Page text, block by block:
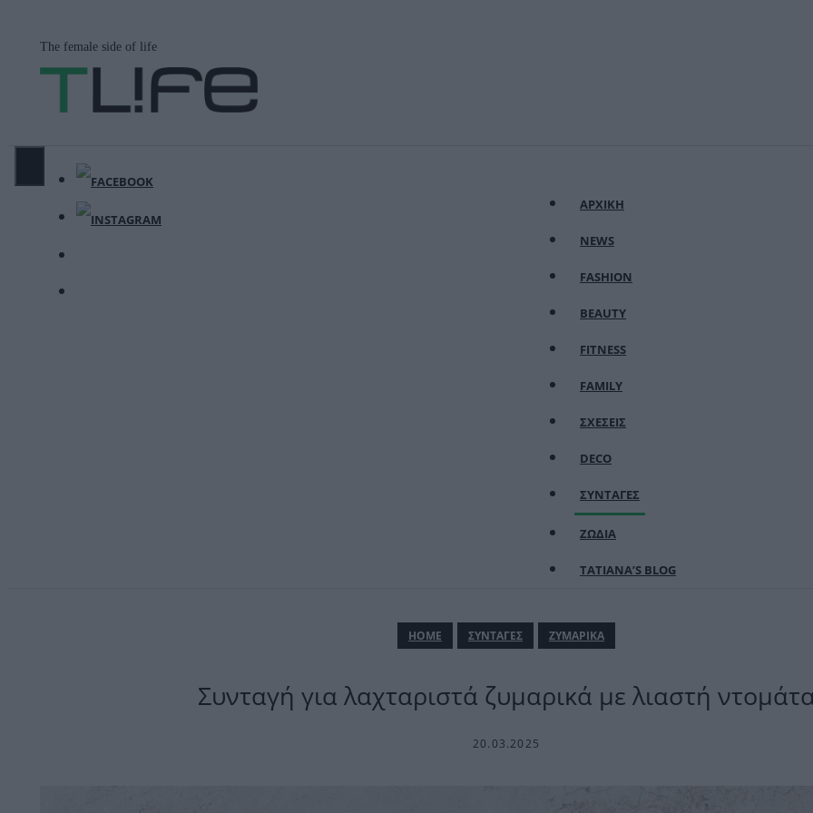
περιεχόμενο
The female side of life
ΑΡΧΙΚΗ
NEWS
FASHION
BEAUTY
FITNESS
FAMILY
ΣΧΕΣΕΙΣ
DECO
ΣΥΝΤΑΓΕΣ
ΖΩΔΙΑ
TATIANA’S BLOG
ΗΟΜΕ ΣΥΝΤΑΓΕΣ ΖΥΜΑΡΙΚΑ
Συνταγή για λαχταριστά ζυμαρικά με λιαστή
20.03.2025